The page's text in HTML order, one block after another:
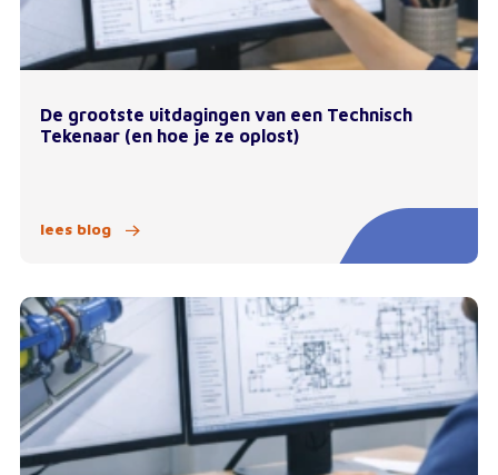
De grootste uitdagingen van een Technisch
Tekenaar (en hoe je ze oplost)
lees blog